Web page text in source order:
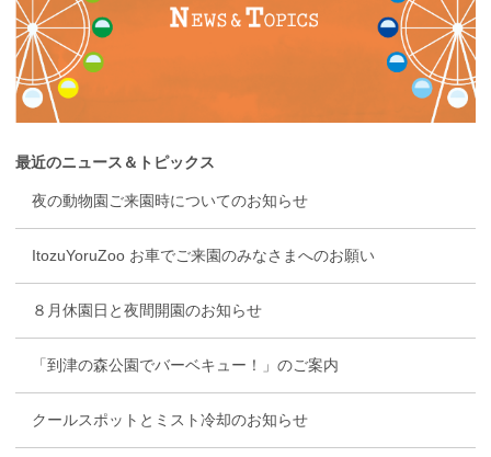
最近のニュース＆トピックス
夜の動物園ご来園時についてのお知らせ
ItozuYoruZoo お車でご来園のみなさまへのお願い
８月休園日と夜間開園のお知らせ
「到津の森公園でバーベキュー！」のご案内
クールスポットとミスト冷却のお知らせ